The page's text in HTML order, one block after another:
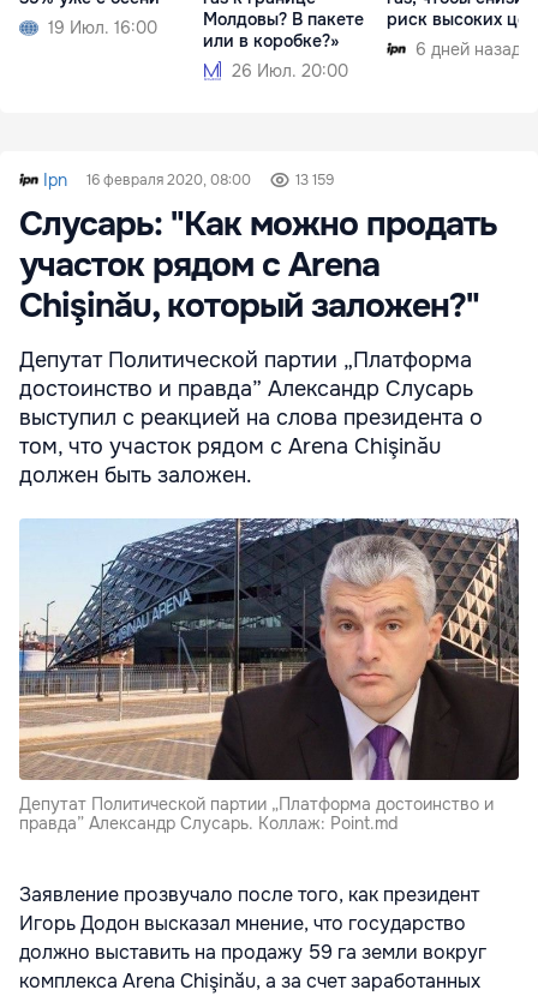
19 Июл. 16:00
Молдовы? В пакете
или в коробке?»
26 Июл. 20:00
риск высоких цен
6 дней назад
Ipn 16 февраля 2020, 08:00 13 159
Слусарь: "Как можно продать
участок рядом с Arena
Chişinău, который заложен?"
Депутат Политической партии „Платформа
достоинство и правда” Александр Слусарь
выступил с реакцией на слова президента о
том, что участок рядом с Arena Chişinău
должен быть заложен.
Депутат Политической партии „Платформа достоинство и
правда” Александр Слусарь. Коллаж: Point.md
Заявление прозвучало после того, как президент
Игорь Додон высказал мнение, что государство
должно выставить на продажу 59 га земли вокруг
комплекса Arena Chişinău, а за счет заработанных